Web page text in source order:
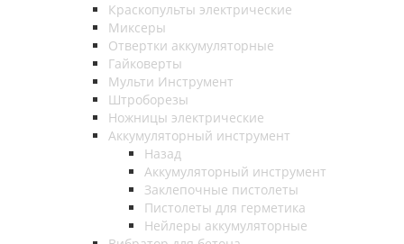
Краскопульты электрические
Миксеры
Отвертки аккумуляторные
Гайковерты
Мульти Инструмент
Штроборезы
Ножницы электрические
Аккумуляторный инструмент
Назад
Аккумуляторный инструмент
Заклепочные пистолеты
Пистолеты для герметика
Нейлеры аккумуляторные